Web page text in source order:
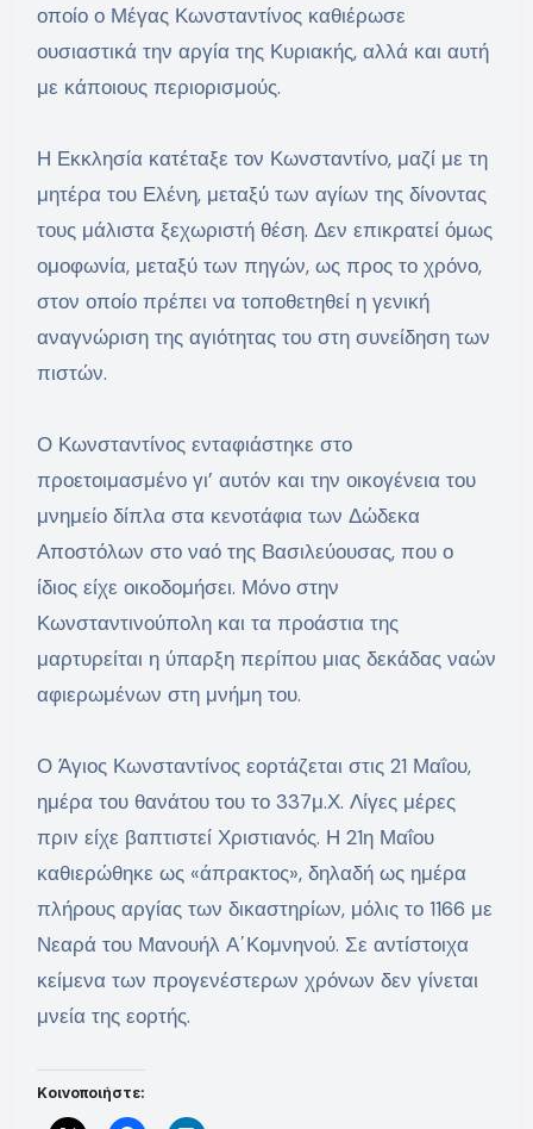
οποίο ο Μέγας Κωνσταντίνος καθιέρωσε
ουσιαστικά την αργία της Κυριακής, αλλά και αυτή
με κάποιους περιορισμούς.
Η Εκκλησία κατέταξε τον Κωνσταντίνο, μαζί με τη
μητέρα του Ελένη, μεταξύ των αγίων της δίνοντας
τους μάλιστα ξεχωριστή θέση. Δεν επικρατεί όμως
ομοφωνία, μεταξύ των πηγών, ως προς το χρόνο,
στον οποίο πρέπει να τοποθετηθεί η γενική
αναγνώριση της αγιότητας του στη συνείδηση των
πιστών.
Ο Κωνσταντίνος ενταφιάστηκε στο
προετοιμασμένο γι’ αυτόν και την οικογένεια του
μνημείο δίπλα στα κενοτάφια των Δώδεκα
Αποστόλων στο ναό της Βασιλεύουσας, που ο
ίδιος είχε οικοδομήσει. Μόνο στην
Κωνσταντινούπολη και τα προάστια της
μαρτυρείται η ύπαρξη περίπου μιας δεκάδας ναών
αφιερωμένων στη μνήμη του.
Ο Άγιος Κωνσταντίνος εορτάζεται στις 21 Μαΐου,
ημέρα του θανάτου του το 337μ.Χ. Λίγες μέρες
πριν είχε βαπτιστεί Χριστιανός. Η 21η Μαΐου
καθιερώθηκε ως «άπρακτος», δηλαδή ως ημέρα
πλήρους αργίας των δικαστηρίων, μόλις το 1166 με
Νεαρά του Μανουήλ Α΄Κομνηνού. Σε αντίστοιχα
κείμενα των προγενέστερων χρόνων δεν γίνεται
μνεία της εορτής.
Κοινοποιήστε: